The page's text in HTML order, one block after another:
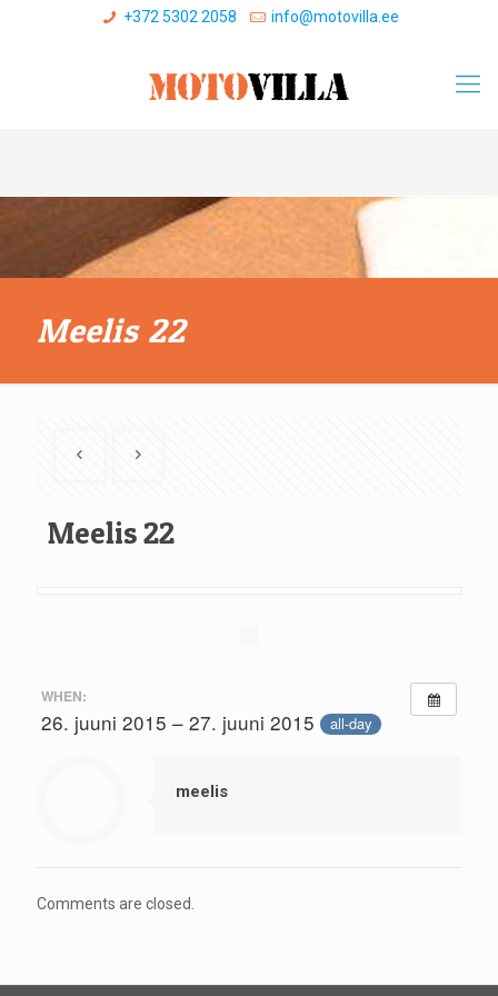
+372 5302 2058 info@motovilla.ee
Meelis 22
Meelis 22
WHEN:
26. juuni 2015 – 27. juuni 2015 all-day
meelis
Comments are closed.